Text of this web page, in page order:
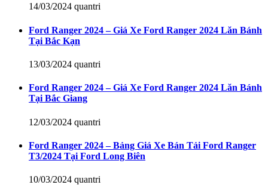
14/03/2024 quantri
Ford Ranger 2024 – Giá Xe Ford Ranger 2024 Lăn Bánh
Tại Bắc Kạn
13/03/2024 quantri
Ford Ranger 2024 – Giá Xe Ford Ranger 2024 Lăn Bánh
Tại Bắc Giang
12/03/2024 quantri
Ford Ranger 2024 – Bảng Giá Xe Bán Tải Ford Ranger
T3/2024 Tại Ford Long Biên
10/03/2024 quantri